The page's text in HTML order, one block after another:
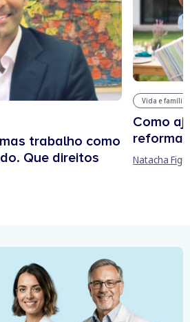
trabalho como
Que direitos
Vida e família
Como
reforma
Natacha